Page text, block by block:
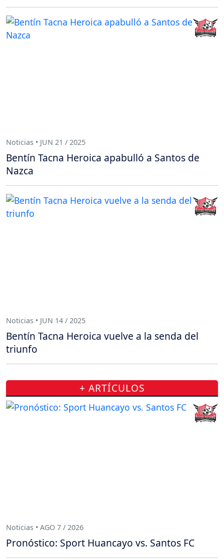
Noticias • JUN 21 / 2025
Bentín Tacna Heroica apabulló a Santos de
Nazca
Noticias • JUN 14 / 2025
Bentín Tacna Heroica vuelve a la senda del
triunfo
+ ARTÍCULOS
Noticias • AGO 7 / 2026
Pronóstico: Sport Huancayo vs. Santos FC